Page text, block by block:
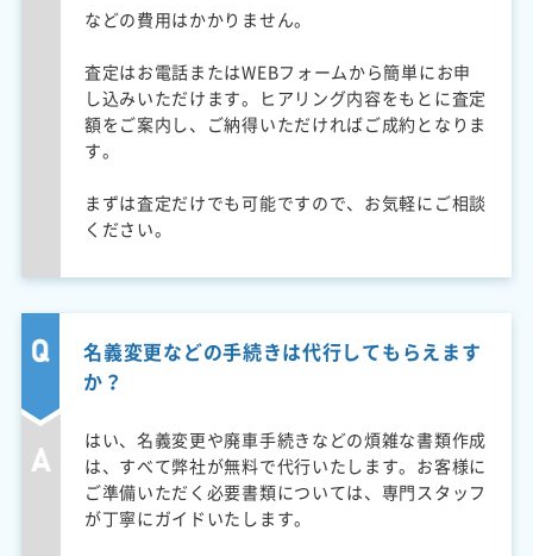
などの費用はかかりません。
査定はお電話またはWEBフォームから簡単にお申
し込みいただけます。ヒアリング内容をもとに査定
額をご案内し、ご納得いただければご成約となりま
す。
まずは査定だけでも可能ですので、お気軽にご相談
ください。
名義変更などの手続きは代行してもらえます
か？
はい、名義変更や廃車手続きなどの煩雑な書類作成
は、すべて弊社が無料で代行いたします。お客様に
ご準備いただく必要書類については、専門スタッフ
が丁寧にガイドいたします。